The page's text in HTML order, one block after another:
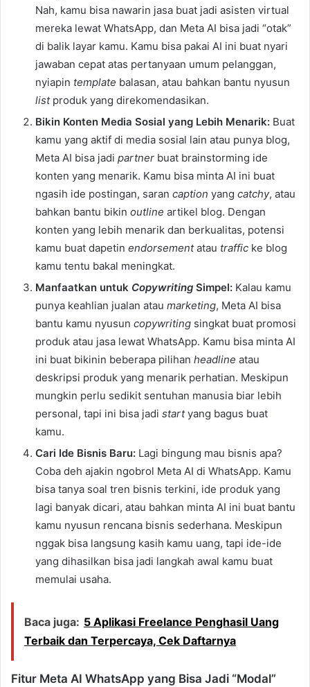
Nah, kamu bisa nawarin jasa buat jadi asisten virtual
mereka lewat WhatsApp, dan Meta AI bisa jadi “otak”
di balik layar kamu. Kamu bisa pakai AI ini buat nyari
jawaban cepat atas pertanyaan umum pelanggan,
nyiapin template balasan, atau bahkan bantu nyusun
listproduk yang direkomendasikan.
Bikin Konten Media Sosial yang Lebih Menarik: Buat
kamu yang aktif di media sosial lain atau punya blog,
Meta AI bisa jadi partner buat brainstorming ide
konten yang menarik. Kamu bisa minta AI ini buat
ngasih ide postingan, saran caption yang catchy, atau
bahkan bantu bikin outline artikel blog. Dengan
konten yang lebih menarik dan berkualitas, potensi
kamu buat dapetin endorsementatau traffic ke blog
kamu tentu bakal meningkat.
Manfaatkan untuk Copywriting Simpel: Kalau kamu
punya keahlian jualan atau marketing, Meta AI bisa
bantu kamu nyusun copywriting singkat buat promosi
produk atau jasa lewat WhatsApp. Kamu bisa minta AI
ini buat bikinin beberapa pilihan headline atau
deskripsi produk yang menarik perhatian. Meskipun
mungkin perlu sedikit sentuhan manusia biar lebih
personal, tapi ini bisa jadi startyang bagus buat
kamu.
Cari Ide Bisnis Baru: Lagi bingung mau bisnis apa?
Coba deh ajakin ngobrol Meta AI di WhatsApp. Kamu
bisa tanya soal tren bisnis terkini, ide produk yang
lagi banyak dicari, atau bahkan minta AI ini buat bantu
kamu nyusun rencana bisnis sederhana. Meskipun
nggak bisa langsung kasih kamu uang, tapi ide-ide
yang dihasilkan bisa jadi langkah awal kamu buat
memulai usaha.
Baca juga: 5 Aplikasi Freelance Penghasil Uang
Terbaik dan Terpercaya, Cek Daftarnya
Fitur Meta AI WhatsApp yang Bisa Jadi “Modal”